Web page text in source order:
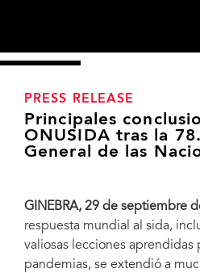
PRESS RELEASE
Principales
ONUSIDA tras la
General de las
GINEBRA, 29 de septiembre
respuesta mundial al sida,
valiosas lecciones aprendidas
pandemias, se extendió a